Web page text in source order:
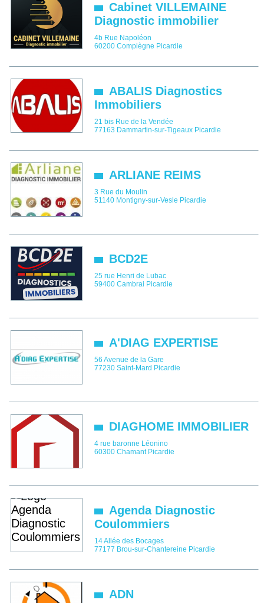
Cabinet VILLEMAINE
Diagnostic immobilier
4b Rue Napoléon
60200 Compiègne Picardie
ABALIS Diagnostics
Immobiliers
21 bis Rue de la Vendée
77163 Dammartin-sur-Tigeaux Picardie
ARLIANE REIMS
3 Rue du Moulin
51140 Montigny-sur-Vesle Picardie
BCD2E
25 rue Henri de Lubac
59400 Cambrai Picardie
A'DIAG EXPERTISE
56 Avenue de la Gare
77230 Saint-Mard Picardie
DIAGHOME IMMOBILIER
4 rue baronne Léonino
60300 Chamant Picardie
Agenda Diagnostic
Coulommiers
14 Allée des Bocages
77177 Brou-sur-Chantereine Picardie
ADN